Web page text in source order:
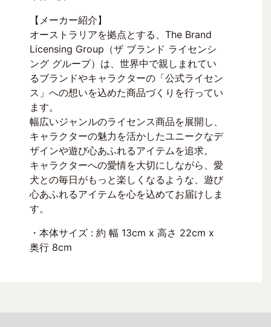
【メーカー紹介】
オーストラリアを拠点とする、The Brand
Licensing Group（ザ ブランド ライセンシ
ング グループ）は、世界中で親しまれてい
るブランドやキャラクターの「公式ライセン
ス」への想いを込めた商品づくりを行ってい
ます。
幅広いジャンルのライセンス商品を展開し、
キャラクターの魅力を活かしたユニークなデ
ザインや遊び心あふれるアイテムを追求。
キャラクターへの愛情を大切にしながら、愛
犬との毎日がもっと楽しくなるような、遊び
心あふれるアイテムを心を込めてお届けしま
す。
・本体サイズ : 約 幅 13cm x 高さ 22cm x
奥行 8cm